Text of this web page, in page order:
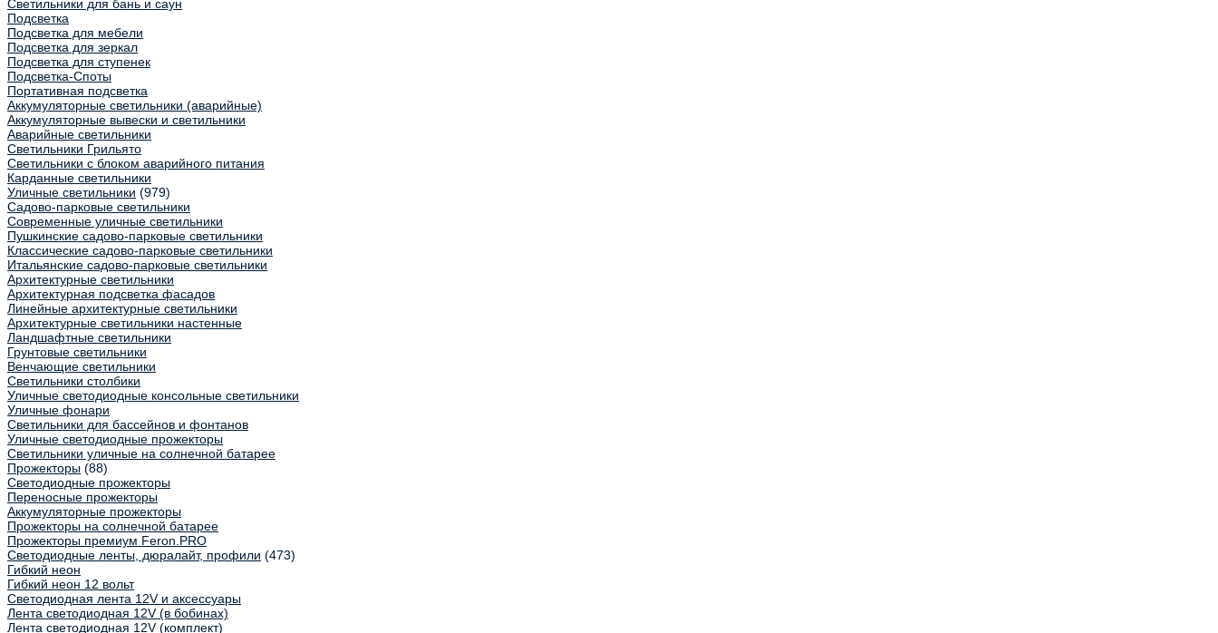
Светильники для бань и саун
Подсветка
Подсветка для мебели
Подсветка для зеркал
Подсветка для ступенек
Подсветка-Споты
Портативная подсветка
Аккумуляторные светильники (аварийные)
Аккумуляторные вывески и светильники
Аварийные светильники
Светильники Грильято
Светильники с блоком аварийного питания
Карданные светильники
Уличные светильники (979)
Садово-парковые светильники
Современные уличные светильники
Пушкинские садово-парковые светильники
Классические садово-парковые светильники
Итальянские садово-парковые светильники
Архитектурные светильники
Архитектурная подсветка фасадов
Линейные архитектурные светильники
Архитектурные светильники настенные
Ландшафтные светильники
Грунтовые светильники
Венчающие светильники
Светильники столбики
Уличные светодиодные консольные светильники
Уличные фонари
Светильники для бассейнов и фонтанов
Уличные светодиодные прожекторы
Светильники уличные на солнечной батарее
Прожекторы (88)
Светодиодные прожекторы
Переносные прожекторы
Аккумуляторные прожекторы
Прожекторы на солнечной батарее
Прожекторы премиум Feron.PRO
Светодиодные ленты, дюралайт, профили (473)
Гибкий неон
Гибкий неон 12 вольт
Светодиодная лента 12V и аксессуары
Лента светодиодная 12V (в бобинах)
Лента светодиодная 12V (комплект)